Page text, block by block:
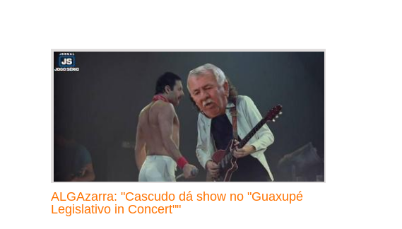
ALGAzarra: "Cascudo dá show no "Guaxupé
Legislativo in Concert""